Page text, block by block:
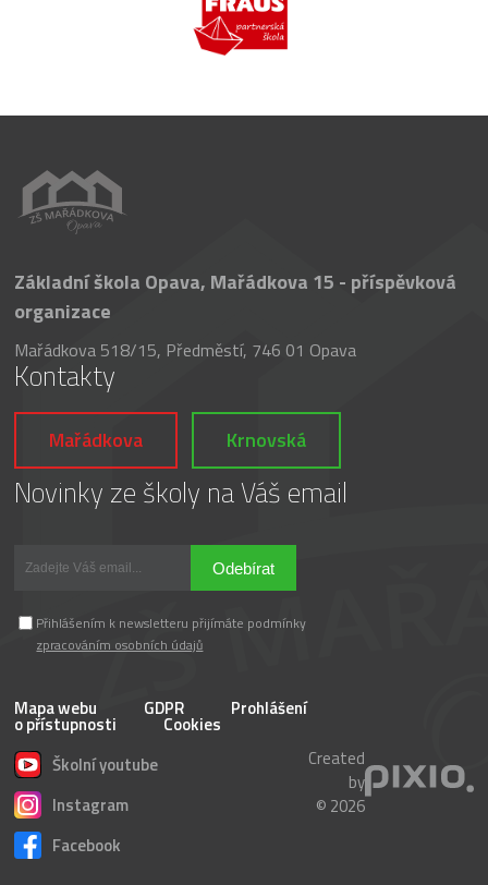
Základní škola Opava, Mařádkova 15 - příspěvková
organizace
Mařádkova 518/15, Předměstí, 746 01 Opava
Kontakty
Mařádkova Krnovská
Novinky ze školy na Váš email
Odebírat
Přihlášením k newsletteru přijímáte podmínky
zpracováním osobních údajů
Mapa webu GDPR Prohlášení
o přístupnosti
Cookies
Školní youtube
Instagram
Facebook
Created
by
© 2026